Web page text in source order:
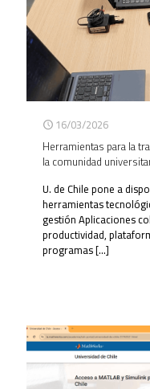
16/03/2026
Herramientas para la
la comunidad
U. de Chile pone a
herramientas
gestión Aplicaciones
productividad,
programas[…]